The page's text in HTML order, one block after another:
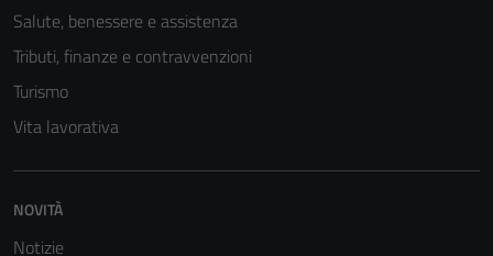
Salute, benessere e assistenza
Tributi, finanze e contravvenzioni
Turismo
Vita lavorativa
NOVITÀ
Notizie